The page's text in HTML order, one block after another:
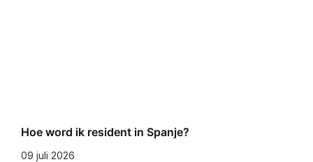
Hoe word ik resident in Spanje?
09 juli 2026